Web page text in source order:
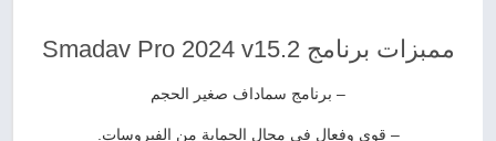
ممبزات برنامج Smadav Pro 2024 v15.2
– برنامج سماداف صغير الحجم
– قوي وفعال في مجال الحماية من الفيروسات.